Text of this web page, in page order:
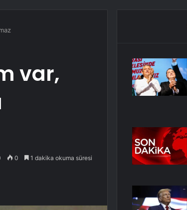
var,
0 1 dakika okuma süresi